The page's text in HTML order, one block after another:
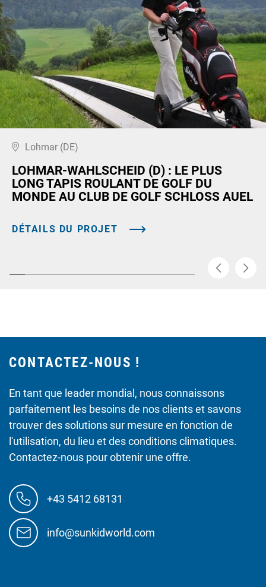
Lohmar (DE)
LOHMAR-WAHLSCHEID (D) : LE PLUS
LONG TAPIS ROULANT DE GOLF DU
MONDE AU CLUB DE GOLF SCHLOSS AUEL
DÉTAILS DU PROJET
CONTACTEZ-NOUS !
En tant que leader mondial, nous connaissons
parfaitement les besoins de nos clients et savons
trouver des solutions sur mesure en fonction de
l'utilisation, du lieu et des conditions climatiques.
Contactez-nous pour obtenir une offre.
+43 5412 68131
info@sunkidworld.com